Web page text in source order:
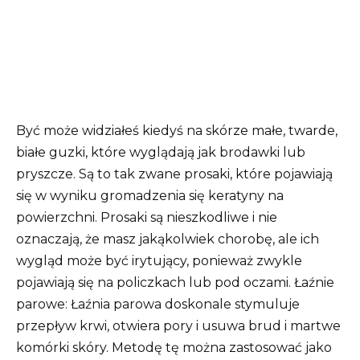
Być może widziałeś kiedyś na skórze małe, twarde,
białe guzki, które wyglądają jak brodawki lub
pryszcze. Są to tak zwane prosaki, które pojawiają
się w wyniku gromadzenia się keratyny na
powierzchni. Prosaki są nieszkodliwe i nie
oznaczają, że masz jakąkolwiek chorobę, ale ich
wygląd może być irytujący, ponieważ zwykle
pojawiają się na policzkach lub pod oczami. Łaźnie
parowe: Łaźnia parowa doskonale stymuluje
przepływ krwi, otwiera pory i usuwa brud i martwe
komórki skóry. Metodę tę można zastosować jako